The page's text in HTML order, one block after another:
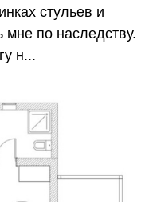
стульев и
по наследству.
н...